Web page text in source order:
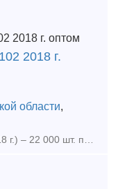
2018 г.
области,